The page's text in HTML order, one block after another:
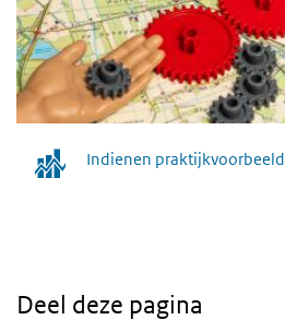
Indienen praktijkvoorbeeld
Deel deze pagina